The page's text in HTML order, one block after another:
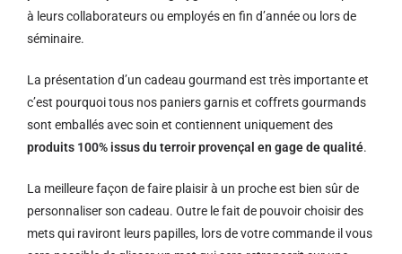
à leurs collaborateurs ou employés en fin d’année ou lors de
séminaire.
La présentation d’un cadeau gourmand est très importante et
c’est pourquoi tous nos paniers garnis et coffrets gourmands
sont emballés avec soin et contiennent uniquement des
produits 100% issus du terroir provençal en gage de qualité.
La meilleure façon de faire plaisir à un proche est bien sûr de
personnaliser son cadeau. Outre le fait de pouvoir choisir des
mets qui raviront leurs papilles, lors de votre commande il vous